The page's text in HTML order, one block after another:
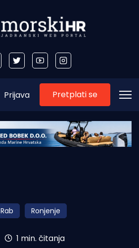
Prijava Pretplati se
Rab Ronjenje
1 min. čitanja